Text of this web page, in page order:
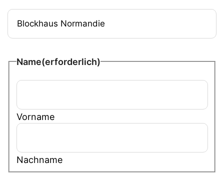
Name(erforderlich)
Vorname
Nachname